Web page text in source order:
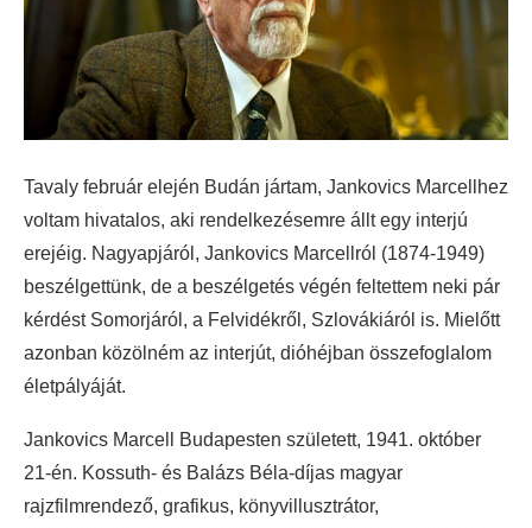
Tavaly február elején Budán jártam, Jankovics Marcellhez
voltam hivatalos, aki rendelkezésemre állt egy interjú
erejéig. Nagyapjáról, Jankovics Marcellról (1874-1949)
beszélgettünk, de a beszélgetés végén feltettem neki pár
kérdést Somorjáról, a Felvidékről, Szlovákiáról is. Mielőtt
azonban közölném az interjút, dióhéjban összefoglalom
életpályáját.
Jankovics Marcell Budapesten született, 1941. október
21-én. Kossuth- és Balázs Béla-díjas magyar
rajzfilmrendező, grafikus, könyvillusztrátor,